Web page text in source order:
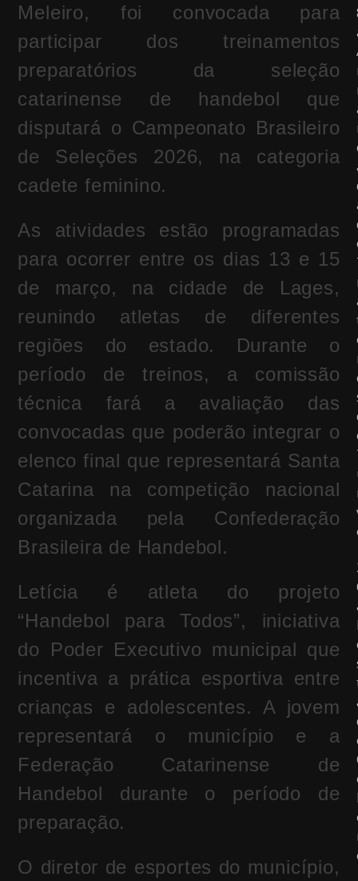
Meleiro, foi convocada para
participar dos treinamentos
preparatórios da seleção
catarinense de handebol que
disputará o Campeonato Brasileiro
de Seleções 2026, na categoria
cadete feminino.
As atividades estão programadas
para ocorrer entre os dias 13 e 15
de março, na cidade de Lages,
reunindo atletas de diferentes
regiões do estado. Durante o
período de treinos, a comissão
técnica fará a avaliação das
convocadas que poderão integrar o
elenco final que representará Santa
Catarina na competição nacional
organizada pela Confederação
Brasileira de Handebol.
Letícia é atleta do projeto
“Handebol para Todos”, iniciativa
do Poder Executivo municipal que
incentiva a prática esportiva entre
crianças e adolescentes. A jovem
representará o município e a
Federação Catarinense de
Handebol durante o período de
preparação.
O diretor de esportes do município,